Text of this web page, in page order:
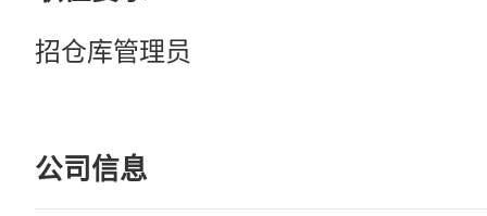
招仓库管理员
公司信息